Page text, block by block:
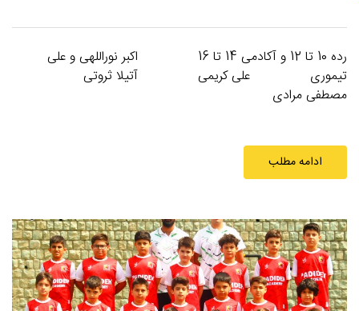
رده 10 تا 12 و آکادمی 14 تا 16 اکبر نوراللهی و علی
تیموری علی کریمی آتیلا ثروتی
مصطفی مرادی
ادامه مطلب